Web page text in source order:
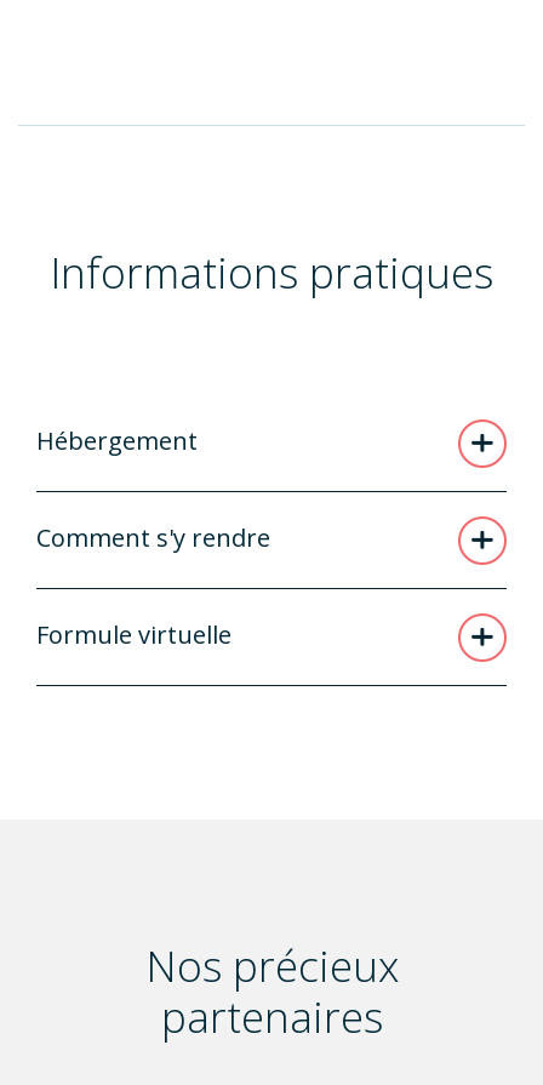
Informations pratiques
Hébergement
Comment s'y rendre
Formule virtuelle
Nos précieux
partenaires